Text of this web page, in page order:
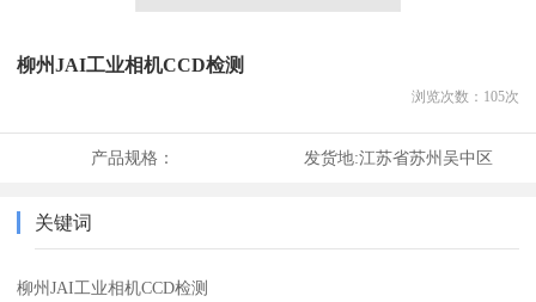
柳州JAI工业相机CCD检测
浏览次数： 105次
产品规格： 发货地:江苏省苏州吴中区
关键词
柳州JAI工业相机CCD检测